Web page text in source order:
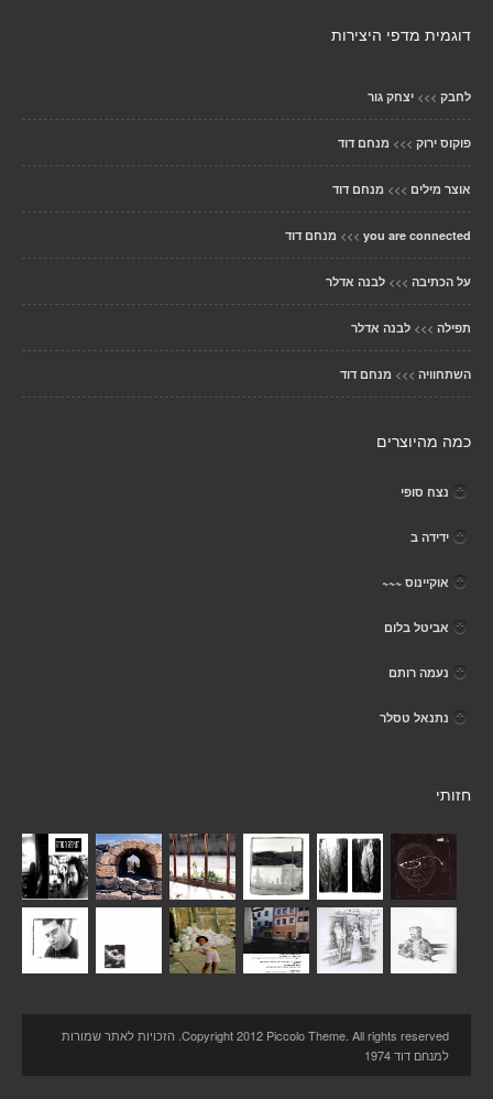
דוגמית מדפי היצירות
לחבק >>> יצחק גור
פוקוס ירוק >>> מנחם דוד
אוצר מילים >>> מנחם דוד
you are connected
>>> מנחם דוד
על הכתיבה >>> לבנה אדלר
תפילה >>> לבנה אדלר
השתחוויה >>> מנחם דוד
כמה מהיוצרים
נצח סופי
ידידה ב
אוקיינוס ~~~
אביטל בלום
נעמה רותם
נתנאל טסלר
חזותי
Copyright 2012 Piccolo Theme. All rights reserved. הזכויות לאתר שמורות
למנחם דוד 1974